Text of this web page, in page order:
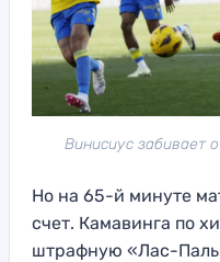
Винисиус забивает
Но на 65-й минуте
счет. Камавинга по
штрафную «Лас-